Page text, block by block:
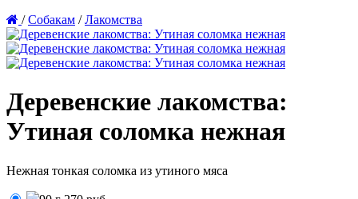
/ Собакам / Лакомства
Деревенские лакомства:
Утиная соломка нежная
Нежная тонкая соломка из утиного мяса